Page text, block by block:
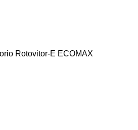
Rotovitor-E ECOMAX